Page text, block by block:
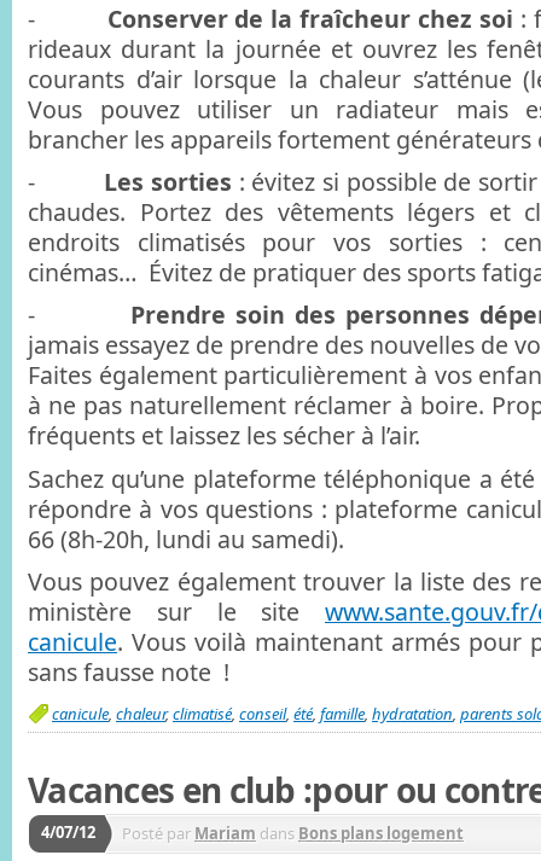
- Conserver de la fraîcheur chez soi :
rideaux durant la journée et ouvrez les
courants d’air lorsque la chaleur s’atténue
Vous pouvez utiliser un radiateur mais
brancher les appareils fortement générateurs
- Les sorties : évitez si possible de
chaudes. Portez des vêtements légers et
endroits climatisés pour vos sorties :
cinémas… Évitez de pratiquer des sports
- Prendre soin des personnes
jamais essayez de prendre des nouvelles de
Faites également particulièrement à vos
à ne pas naturellement réclamer à boire.
fréquents et laissez les sécher à l’air.
Sachez qu’une plateforme téléphonique a
répondre à vos questions : plateforme
66 (8h-20h, lundi au samedi).
Vous pouvez également trouver la liste des
ministère sur le site
canicule. Vous voilà maintenant armés pour
sans fausse note !
canicule, chaleur,climatisé, conseil, été, famille, hydratation, parents
Vacances en club :pour ou
4/07/12 Posté par Mariam dans Bons plans logement